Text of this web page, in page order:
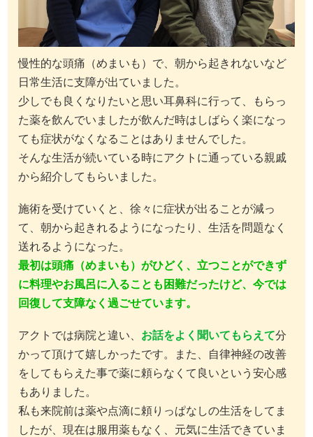
慢性的な頭痛（めまいも）で、朝から起きれないなど
日常生活に支障が出ていました。
少しでも良くなりたいと思い耳鼻科に行って、もらっ
た薬を飲んでいましたが飲んだ時はしばらく楽になっ
ても症状がなくなることはありませんでした。
そんな生活が続いている時にアクトに通っている親戚
から紹介してもらいました。
施術を受けていくと、徐々に症状が出ることが減っ
て、朝から起きれるようになったり、生活を問題なく
送れるようになった。
最初は頭痛（めまいも）がひどく、立つことができず
に料理やお風呂に入ることも困難だったけど、今では
回復して支障なく過ごせています。
アクトでは病院と違い、 お話をよく聞いてもらえて分
かって頂けて嬉しかったです。また、自律神経の改善
をしてもらえた事で薬に頼らなくて良いという安心感
もありました。
私も来院前は薬や点滴に頼りっぱなしの生活をしてま
したが、現在は服用薬もなく、元気に生活できていま